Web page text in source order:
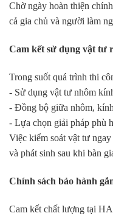
Chờ ngày hoàn thiện
cả gia chủ và người làm
Cam kết sử dụng vật tư
Trong suốt quá trình thi
- Sử dụng vật tư nhôm
- Đồng bộ giữa nhôm,
- Lựa chọn giải pháp phù
Việc kiểm soát vật tư
và phát sinh sau khi bàn
Chính sách bảo hành
Cam kết chất lượng tại